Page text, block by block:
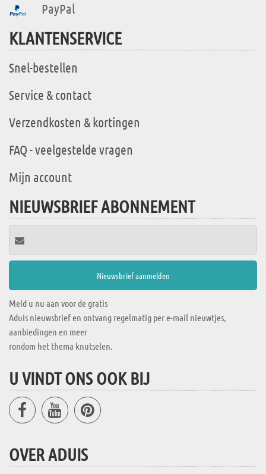
PayPal
KLANTENSERVICE
Snel-bestellen
Service & contact
Verzendkosten & kortingen
FAQ - veelgestelde vragen
Mijn account
NIEUWSBRIEF ABONNEMENT
Meld u nu aan voor de gratis
Aduis nieuwsbrief en ontvang regelmatig per e-mail nieuwtjes,
aanbiedingen en meer
rondom het thema knutselen.
U VINDT ONS OOK BIJ
OVER ADUIS